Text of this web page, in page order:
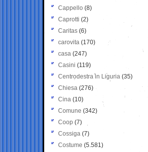
Cappello (8)
Caprotti (2)
Caritas (6)
carovita (170)
casa (247)
Casini (119)
Centrodestra in Liguria (35)
Chiesa (276)
Cina (10)
Comune (342)
Coop (7)
Cossiga (7)
Costume (5.581)